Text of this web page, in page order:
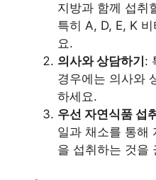
지방과 함께 섭취
특히 A, D, E, K
요.
의사와 상담하기 :
경우에는 의사와
하세요.
우선 자연식품 섭
일과 채소를 통해
을 섭취하는 것을